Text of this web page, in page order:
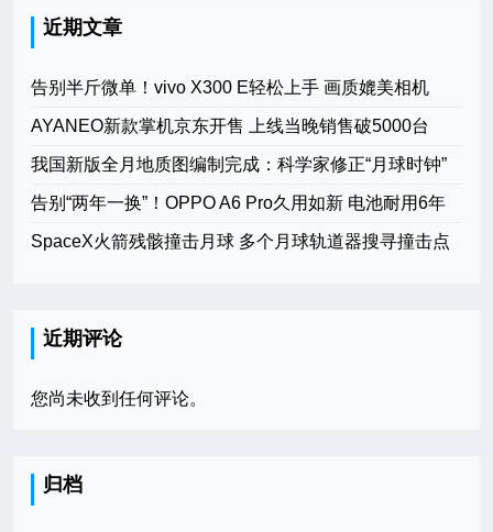
近期文章
告别半斤微单！vivo X300 E轻松上手 画质媲美相机
AYANEO新款掌机京东开售 上线当晚销售破5000台
我国新版全月地质图编制完成：科学家修正“月球时钟”
告别“两年一换”！OPPO A6 Pro久用如新 电池耐用6年
SpaceX火箭残骸撞击月球 多个月球轨道器搜寻撞击点
近期评论
您尚未收到任何评论。
归档